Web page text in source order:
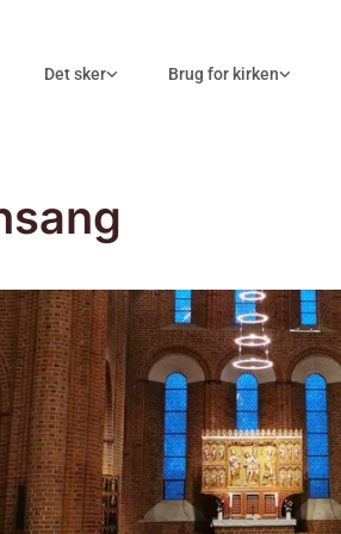
Det sker Brug for kirken